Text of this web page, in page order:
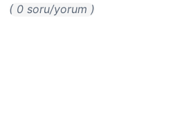
( 0 soru/yorum )